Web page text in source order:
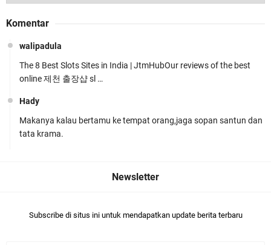
Wilayah Lombok Tengah
Kapolsek Gunungsari Resmi Diganti ,AKP Imran
Komentar
walipadula
The 8 Best Slots Sites in India | JtmHubOur reviews of the best
online 제천 출장샵 sl …
Hady
Makanya kalau bertamu ke tempat orang,jaga sopan santun dan
tata krama.
Subscribe di situs ini untuk mendapatkan update berita terbaru